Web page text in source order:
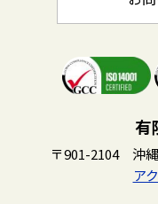
有
〒901-2104 沖
ア